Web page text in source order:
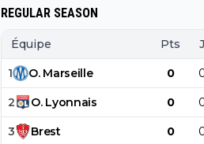
REGULAR SEASON
Équipe Pts J
1 O. Marseille 0
2 O. Lyonnais 0
3 Brest 0